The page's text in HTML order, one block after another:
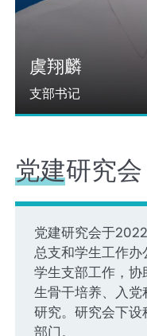
虞翔麟
支部书记
党建研究会
党建研究会于
总支和学生工作
学生支部工作，
生骨干培养、入
研究。研究会下
部门。